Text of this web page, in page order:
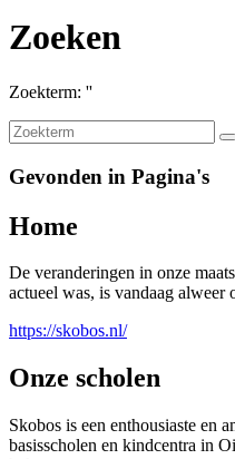
Zoeken
Zoekterm: ''
Gevonden in Pagina's
Home
De veranderingen in onze
actueel was, is vandaag alweer
https://skobos.nl/
Onze scholen
Skobos is een enthousiaste en
basisscholen en kindcentra in